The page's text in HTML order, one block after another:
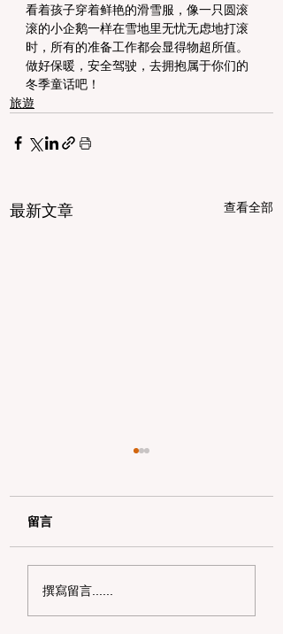
看着孩子穿着鲜艳的滑雪服，像一只圆滚
滚的小企鹅一样在雪地里无忧无虑地打滚
时，所有的准备工作都会显得物超所值。
做好保暖，安全驾驶，去拥抱属于你们的
冬季童话吧！
旅遊
最新文章 查看全部
加州野区露营必读：如
留言
撰寫留言......